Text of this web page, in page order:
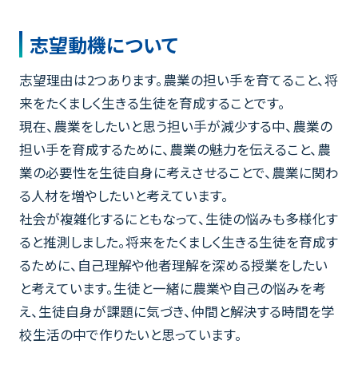
志望動機について
志望理由は2つあります。農業の担い手を育てること、将
来をたくましく生きる生徒を育成することです。
現在、農業をしたいと思う担い手が減少する中、農業の
担い手を育成するために、農業の魅力を伝えること、農
業の必要性を生徒自身に考えさせることで、農業に関わ
る人材を増やしたいと考えています。
社会が複雑化するにともなって、生徒の悩みも多様化す
ると推測しました。将来をたくましく生きる生徒を育成す
るために、自己理解や他者理解を深める授業をしたい
と考えています。生徒と一緒に農業や自己の悩みを考
え、生徒自身が課題に気づき、仲間と解決する時間を学
校生活の中で作りたいと思っています。